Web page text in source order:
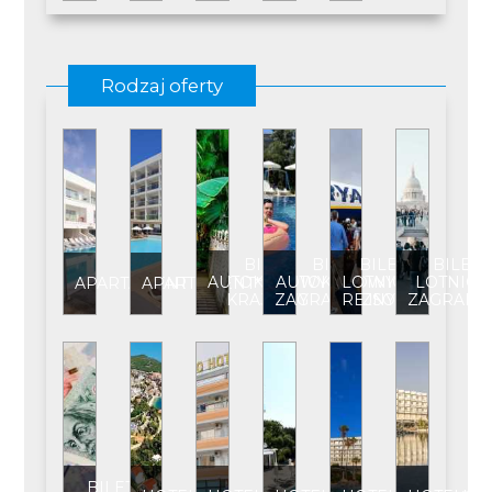
Rodzaj oferty
APARTAMENTAPARTAMENT****
AUTOKAROWY
KRAJOWY
BILET
AUTOKAROWY
ZAGRANICZNY
BILET
LOTNICZY
REJSOWY
BILET
BILET